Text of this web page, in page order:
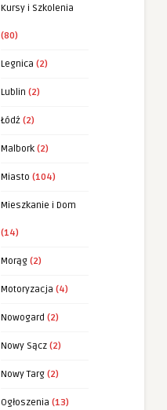
Kursy i Szkolenia
(80)
Legnica (2)
Lublin (2)
Łódź (2)
Malbork (2)
Miasto (104)
Mieszkanie i Dom
(14)
Morąg (2)
Motoryzacja (4)
Nowogard (2)
Nowy Sącz (2)
Nowy Targ (2)
Ogłoszenia (13)